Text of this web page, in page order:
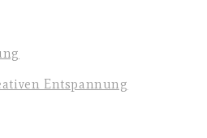
Entspannung